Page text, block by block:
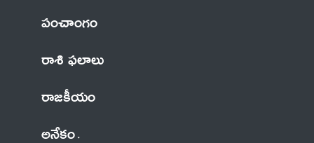
పంచాంగం
రాశి ఫలాలు
రాజకీయం
అనేకం